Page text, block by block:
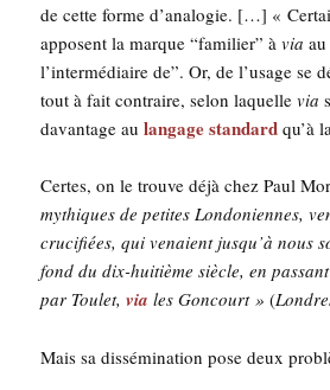
de cette forme d’analogie. […] «
apposent la marque “fami­lier” àvia
l’intermédiaire de”. Or, de l’usage se
tout à fait contraire, selon laquellevia
davan­tage aulan­gage stan­dard qu’à
Certes, on le trouve déjà chez Paul
mythiques de petites Lon­do­niennes,
cru­ci­fiées, qui venaient jus­qu’à nous
fond du dix-hui­tième siècle, en
par Tou­let,via les Gon­court » (
Mais sa dis­sé­mi­na­tion pose deux